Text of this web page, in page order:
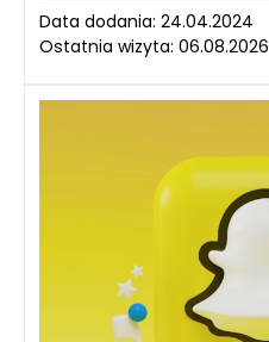
Data dodania: 24.04.2024
Ostatnia wizyta: 06.08.2026